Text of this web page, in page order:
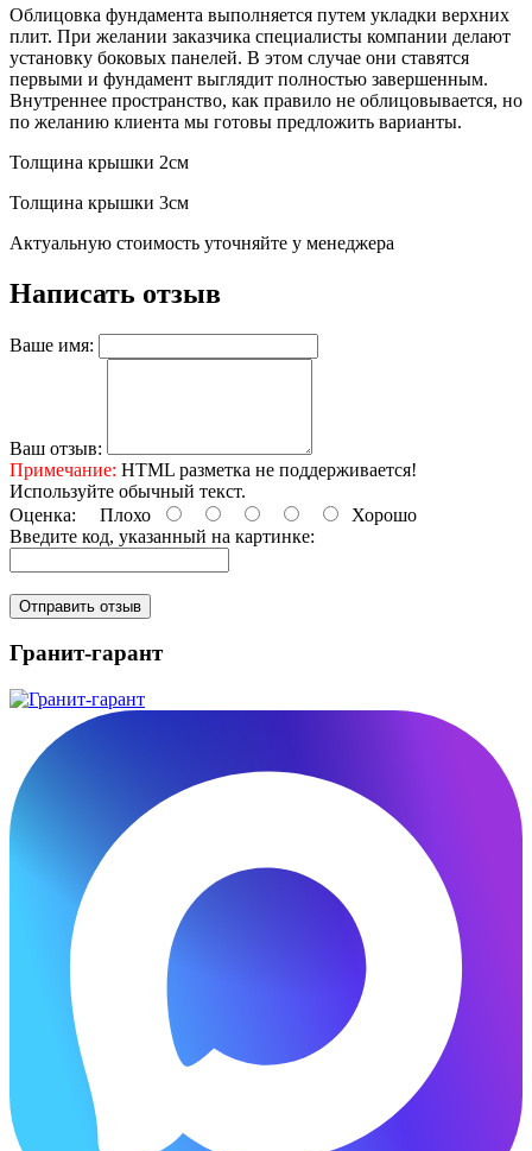
Облицовка фундамента выполняется путем укладки верхних
плит. При желании заказчика специалисты компании делают
установку боковых панелей. В этом случае они ставятся
первыми и фундамент выглядит полностью завершенным.
Внутреннее пространство, как правило не облицовывается, но
по желанию клиента мы готовы предложить варианты.
Толщина крышки 2см
Толщина крышки 3см
Актуальную стоимость уточняйте у менеджера
Написать отзыв
Ваше имя:
Ваш отзыв:
Примечание: HTML разметка не поддерживается!
Используйте обычный текст.
Оценка: Плохо
Хорошо
Введите код, указанный на картинке:
Отправить отзыв
Гранит-гарант